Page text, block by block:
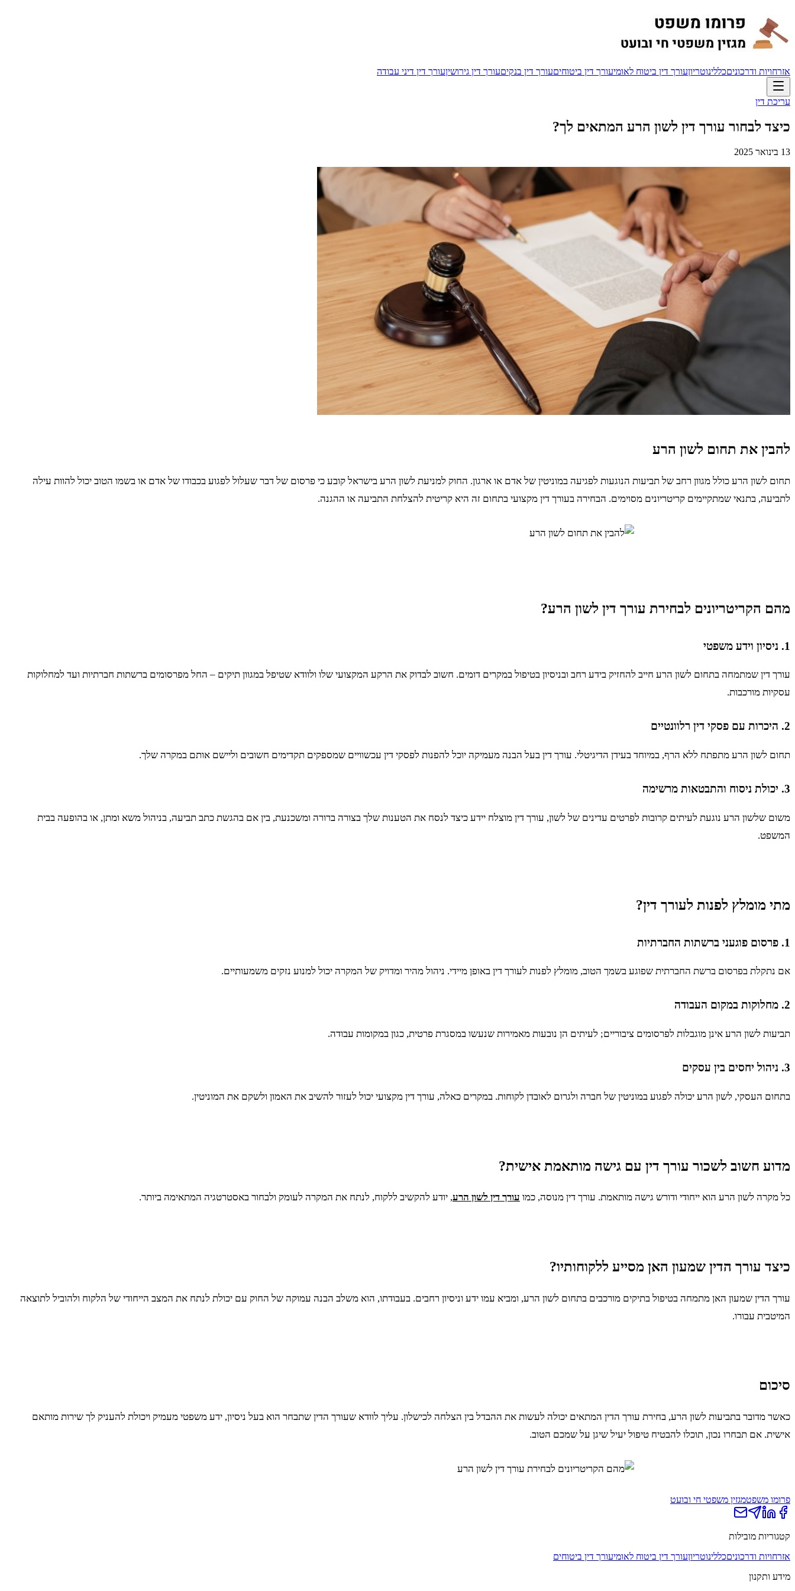
אזרחויות ודרכוניםכללינוטריוןעורך דין ביטוח לאומיעורך דין ביטוחיםעורך דין בנקיםעורך דין גירושיןעורך דין דיני עבודה
עריכת דין
כיצד לבחור עורך דין לשון הרע המתאים לך?
13 בינואר 2025
להבין את תחום לשון הרע
תחום לשון הרע כולל מגוון רחב של תביעות הנוגעות לפגיעה במוניטין של אדם או ארגון. החוק למניעת לשון הרע בישראל קובע כי פרסום של דבר שעלול לפגוע בכבודו של אדם או בשמו הטוב יכול להוות עילה
לתביעה, בתנאי שמתקיימים קריטריונים מסוימים. הבחירה בעורך דין מקצועי בתחום זה היא קריטית להצלחת התביעה או ההגנה.
מהם הקריטריונים לבחירת עורך דין לשון הרע?
1. ניסיון וידע משפטי
עורך דין שמתמחה בתחום לשון הרע חייב להחזיק בידע רחב ובניסיון בטיפול במקרים דומים. חשוב לבדוק את הרקע המקצועי שלו ולוודא שטיפל במגוון תיקים – החל מפרסומים ברשתות חברתיות ועד למחלוקות
עסקיות מורכבות.
2. היכרות עם פסקי דין רלוונטיים
תחום לשון הרע מתפתח ללא הרף, במיוחד בעידן הדיגיטלי. עורך דין בעל הבנה מעמיקה יוכל להפנות לפסקי דין עכשוויים שמספקים תקדימים חשובים וליישם אותם במקרה שלך.
3. יכולת ניסוח והתבטאות מרשימה
משום שלשון הרע נוגעת לעיתים קרובות לפרטים עדינים של לשון, עורך דין מוצלח יידע כיצד לנסח את הטענות שלך בצורה ברורה ומשכנעת, בין אם בהגשת כתב תביעה, בניהול משא ומתן, או בהופעה בבית
המשפט.
מתי מומלץ לפנות לעורך דין?
1. פרסום פוגעני ברשתות החברתיות
אם נתקלת בפרסום ברשת החברתית שפוגע בשמך הטוב, מומלץ לפנות לעורך דין באופן מיידי. ניהול מהיר ומדויק של המקרה יכול למנוע נזקים משמעותיים.
2. מחלוקות במקום העבודה
תביעות לשון הרע אינן מוגבלות לפרסומים ציבוריים; לעיתים הן נובעות מאמירות שנעשו במסגרת פרטית, כגון במקומות עבודה.
3. ניהול יחסים בין עסקים
בתחום העסקי, לשון הרע יכולה לפגוע במוניטין של חברה ולגרום לאובדן לקוחות. במקרים כאלה, עורך דין מקצועי יכול לעזור להשיב את האמון ולשקם את המוניטין.
מדוע חשוב לשכור עורך דין עם גישה מותאמת אישית?
כל מקרה לשון הרע הוא ייחודי ודורש גישה מותאמת. עורך דין מנוסה, כמו עורך דין לשון הרע, יודע להקשיב ללקוח, לנתח את המקרה לעומק ולבחור באסטרטגיה המתאימה ביותר.
כיצד עורך הדין שמעון האן מסייע ללקוחותיו?
עורך הדין שמעון האן מתמחה בטיפול בתיקים מורכבים בתחום לשון הרע, ומביא עמו ידע וניסיון רחבים. בעבודתו, הוא משלב הבנה עמוקה של החוק עם יכולת לנתח את המצב הייחודי של הלקוח ולהוביל לתוצאה
המיטבית עבורו.
סיכום
כאשר מדובר בתביעות לשון הרע, בחירת עורך הדין המתאים יכולה לעשות את ההבדל בין הצלחה לכישלון. עליך לוודא שעורך הדין שתבחר הוא בעל ניסיון, ידע משפטי מעמיק ויכולת להעניק לך שירות מותאם
אישית. אם תבחרו נכון, תוכלו להבטיח טיפול יעיל שיגן על שמכם הטוב.
פרומו משפטמגזין משפטי חי ובועט
קטגוריות מובילות
אזרחויות ודרכוניםכללינוטריוןעורך דין ביטוח לאומיעורך דין ביטוחים
מידע ותקנון